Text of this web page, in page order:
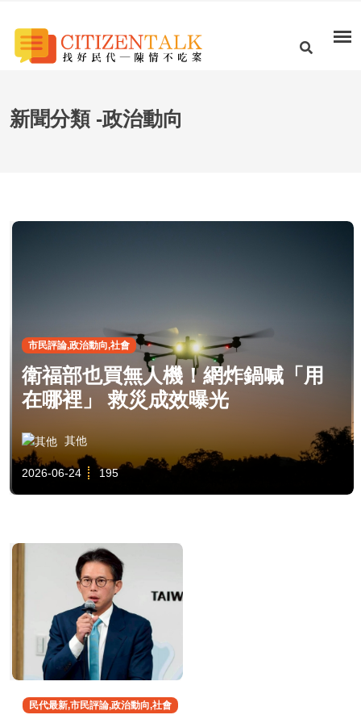
新聞分類 -政治動向
市民評論,政治動向,社會
衛福部也買無人機！網炸鍋喊「用
在哪裡」 救災成效曝光
其他
2026-06-24 195
民代最新,市民評論,政治動向,社會